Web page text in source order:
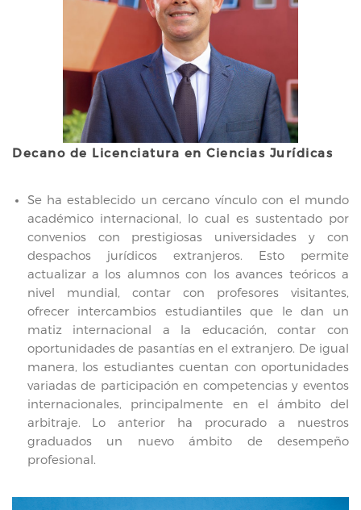
Lic. Jorge Araujo
Email:
jaraujo@esen.edu.sv
Conoce más
Decano de Licenciatura en Ciencias Jurídicas
Se ha establecido un cercano vínculo con el mundo
académico internacional, lo cual es sustentado por
convenios con prestigiosas universidades y con
despachos jurídicos extranjeros. Esto permite
actualizar a los alumnos con los avances teóricos a
nivel mundial, contar con profesores visitantes,
ofrecer intercambios estudiantiles que le dan un
matiz internacional a la educación, contar con
oportunidades de pasantías en el extranjero. De igual
manera, los estudiantes cuentan con oportunidades
variadas de participación en competencias y eventos
internacionales, principalmente en el ámbito del
arbitraje. Lo anterior ha procurado a nuestros
graduados un nuevo ámbito de desempeño
profesional.